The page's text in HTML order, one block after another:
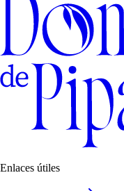
Enlaces útiles